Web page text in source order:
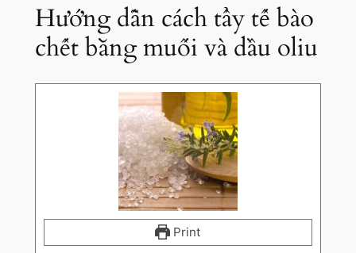
Hướng dẫn cách tẩy tế bào
chết bằng muối và dầu oliu
Print